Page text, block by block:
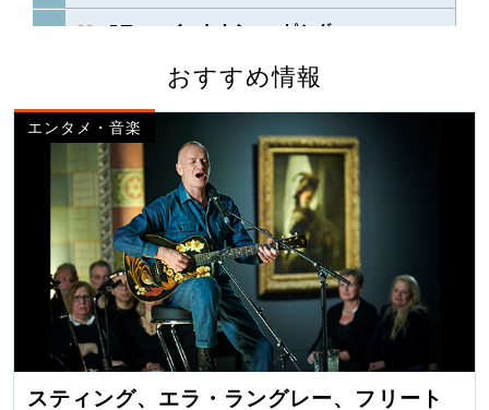
おすすめ情報
エンタメ・音楽
スティング、エラ・ラングレー、フリート